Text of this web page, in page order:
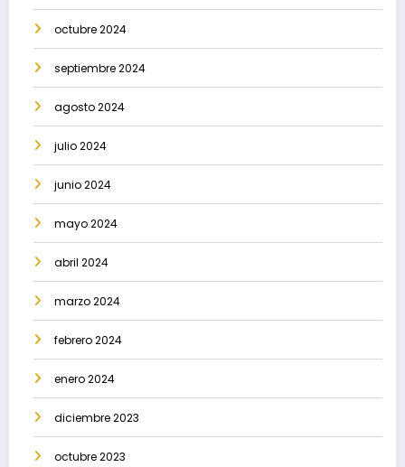
octubre 2024
septiembre 2024
agosto 2024
julio 2024
junio 2024
mayo 2024
abril 2024
marzo 2024
febrero 2024
enero 2024
diciembre 2023
octubre 2023